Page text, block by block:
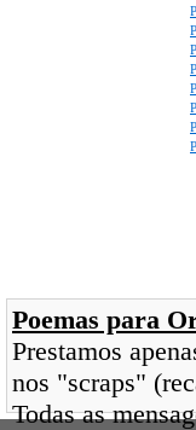
Poemas para
Prestamos
nos "scraps"
Todas as